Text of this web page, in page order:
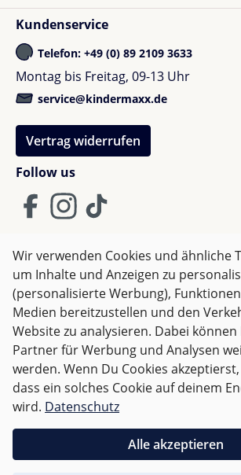
Follow us
Kundenservice
Telefon: +49 (0) 89 2109 3633
Montag bis Freitag, 09-13 Uhr
service@kindermaxx.de
Vertrag widerrufen
AGB Impressum
Widerrufsrecht
Alle Preise inkl. gesetzl. Mehrwertsteuer
und ggf. Nachnahmegebühren, wenn
angegeben.
Für Deutschland sind Bestellungen
versandkostenfrei.
Wir verwenden Cookies und ähnliche
um Inhalte und Anzeigen zu
(personalisierte Werbung),
Medien bereitzustellen und den
Website zu analysieren. Dabei
Partner für Werbung und Analysen
werden. Wenn Du Cookies
dass ein solches Cookie auf deinem
wird. Datenschutz
Alle akzeptieren